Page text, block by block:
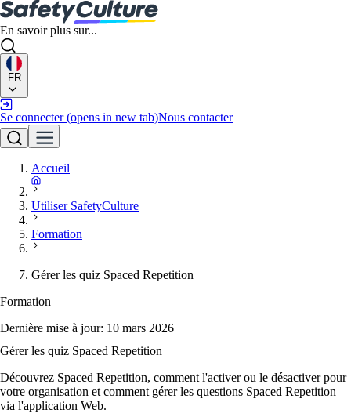
En savoir plus sur...
FR
Se connecter (opens in new tab)Nous contacter
Accueil
Utiliser SafetyCulture
Formation
Gérer les quiz Spaced Repetition
Formation
Dernière mise à jour: 10 mars 2026
Gérer les quiz Spaced Repetition
Découvrez Spaced Repetition, comment l'activer ou le désactiver pour
votre organisation et comment gérer les questions Spaced Repetition
via l'application Web.